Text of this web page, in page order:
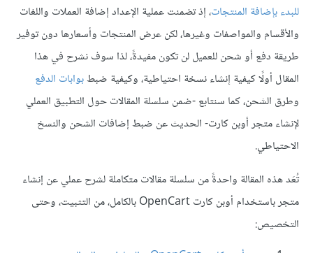
للبدء بإضافة المنتجات، إذ تضمنت عملية الإعداد إضافة العملات واللغات
والأقسام والمواصفات وغيرها، لكن عرض المنتجات وأسعارها دون توفير
طريقة دفع أو شحن للعميل لن تكون مفيدةً، لذا سوف نشرح في هذا
المقال أولًا كيفية إنشاء نسخة احتياطية، وكيفية ضبطبوابات الدفع
وطرق الشحن، كما سنتابع -ضمن سلسلة المقالات حول التطبيق العملي
ﻹنشاء متجر أوبن كارت- الحديث عن ضبط إضافات الشحن والنسخ
اﻻحتياطي.
تُعَد هذه المقالة واحدةً من سلسلة مقالات متكاملة لشرح عملي عن إنشاء
متجر باستخدام أوبن كارت OpenCart بالكامل، من التثبيت، وحتى
التخصيص: